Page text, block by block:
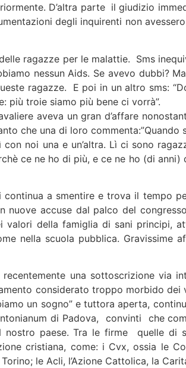
D’altra parte il giudizio
degli inquirenti non
ragazze per le malattie. Sms
nessun Aids. Se avevo dubbi?
ragazze. E poi in un altro sms:
più troie siamo più bene ci vorrà”.
aveva un gran d’affare
che una di loro
noi una e un’altra. Lì ci sono
ce ne ho di più, e ce ne ho (di anni)
a smentire e trova il tempo
accuse dal palco del
valori della famiglia di sani principi,
nella scuola pubblica. Gravissime
una sottoscrizione via
considerato troppo morbido dei
un sogno” e tuttora aperta,
di Padova, convinti che
paese. Tra le firme quelle di
cristiana, come: i Cvx, ossia le
le Acli, l’Azione Cattolica, la